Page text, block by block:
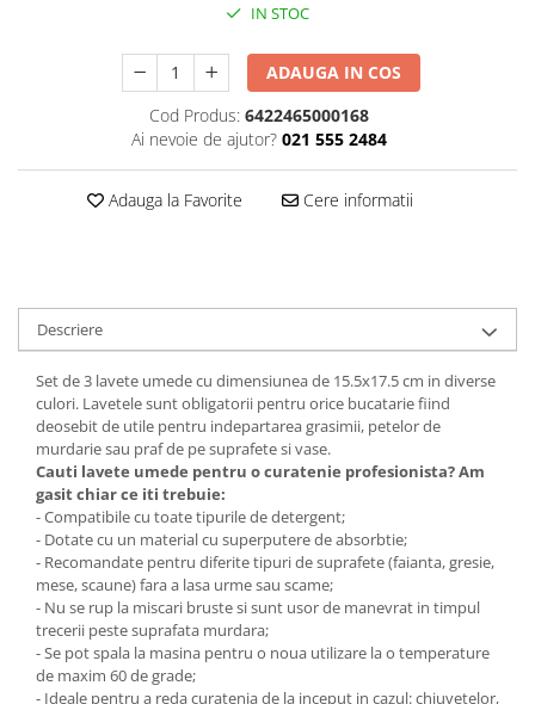
Produse incontinenta
Sampon
Sare de baie
IN STOC
ADAUGA IN COS
Cod Produs: 6422465000168
Ai nevoie de ajutor? 021 555 2484
Adauga la Favorite Cere informatii
Descriere
Set de 3 lavete umede cu dimensiunea de 15.5x17.5 cm in diverse
culori. Lavetele sunt obligatorii pentru orice bucatarie fiind
deosebit de utile pentru indepartarea grasimii, petelor de
murdarie sau praf de pe suprafete si vase.
Cauti lavete umede pentru o curatenie profesionista? Am
gasit chiar ce iti trebuie:
- Compatibile cu toate tipurile de detergent;
- Dotate cu un material cu superputere de absorbtie;
- Recomandate pentru diferite tipuri de suprafete (faianta, gresie,
mese, scaune) fara a lasa urme sau scame;
- Nu se rup la miscari bruste si sunt usor de manevrat in timpul
trecerii peste suprafata murdara;
- Se pot spala la masina pentru o noua utilizare la o temperature
de maxim 60 de grade;
- Ideale pentru a reda curatenia de la inceput in cazul: chiuvetelor,